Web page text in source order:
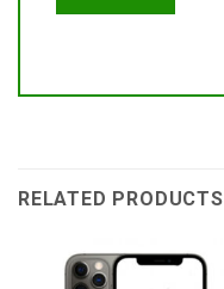
RELATED PRODUCTS